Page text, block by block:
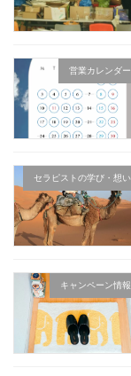
営業カレンダー
セラピストの学び・想い
キャンペーン情報